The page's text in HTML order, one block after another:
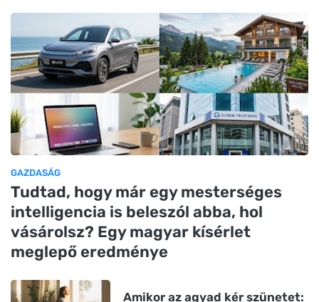
GAZDASÁG
Tudtad, hogy már egy mesterséges
intelligencia is beleszól abba, hol
vásárolsz? Egy magyar kísérlet
meglepő eredménye
Amikor az agyad kér szünetet: